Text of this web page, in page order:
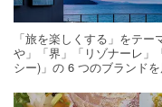
「旅を楽しくする」をテ
や」「界」「リゾナーレ」
シー)」の 6 つのブランド